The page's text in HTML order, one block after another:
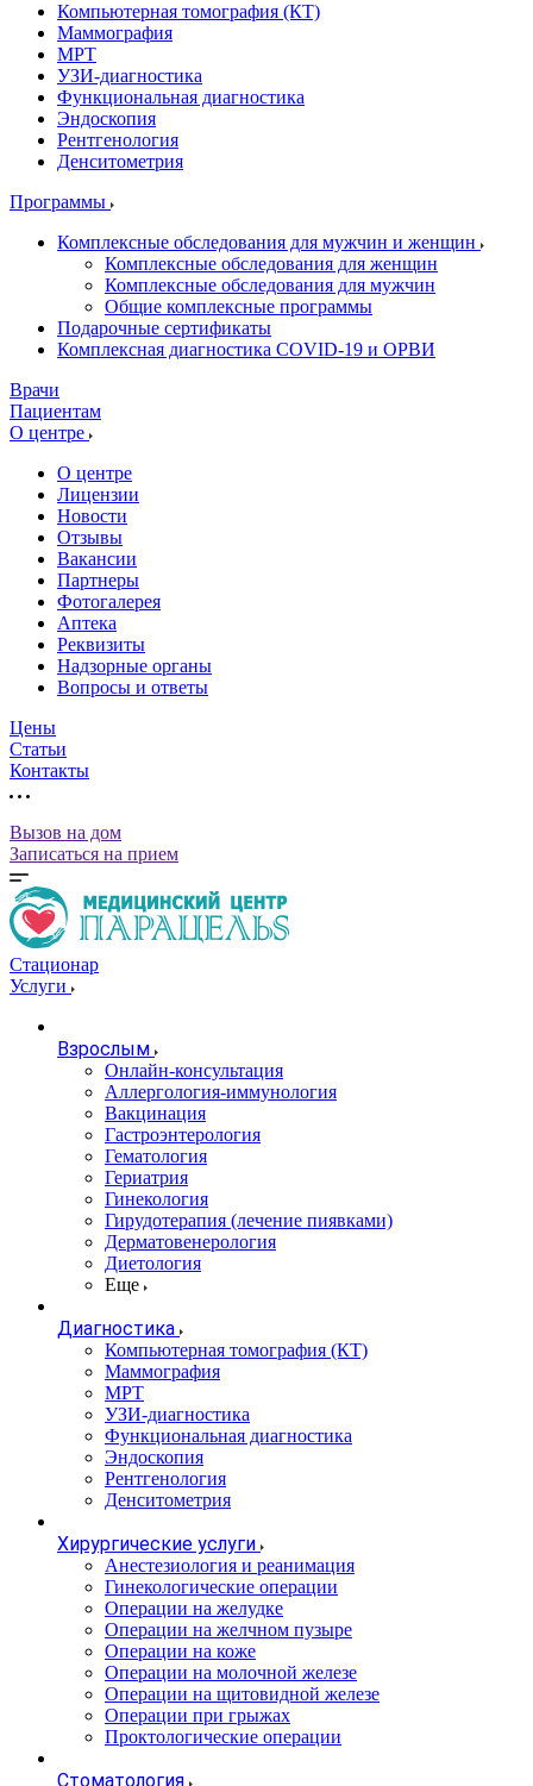
Компьютерная томография (КТ)
Маммография
МРТ
УЗИ-диагностика
Функциональная диагностика
Эндоскопия
Рентгенология
Денситометрия
Программы
Комплексные обследования для мужчин и женщин
Комплексные обследования для женщин
Комплексные обследования для мужчин
Общие комплексные программы
Подарочные сертификаты
Комплексная диагностика COVID-19 и ОРВИ
Врачи
Пациентам
О центре
О центре
Лицензии
Новости
Отзывы
Вакансии
Партнеры
Фотогалерея
Аптека
Реквизиты
Надзорные органы
Вопросы и ответы
Цены
Статьи
Контакты
Вызов на дом
Записаться на прием
Стационар
Услуги
Взрослым
Онлайн-консультация
Аллергология-иммунология
Вакцинация
Гастроэнтерология
Гематология
Гериатрия
Гинекология
Гирудотерапия (лечение пиявками)
Дерматовенерология
Диетология
Еще
Диагностика
Компьютерная томография (КТ)
Маммография
МРТ
УЗИ-диагностика
Функциональная диагностика
Эндоскопия
Рентгенология
Денситометрия
Хирургические услуги
Анестезиология и реанимация
Гинекологические операции
Операции на желудке
Операции на желчном пузыре
Операции на коже
Операции на молочной железе
Операции на щитовидной железе
Операции при грыжах
Проктологические операции
Стоматология